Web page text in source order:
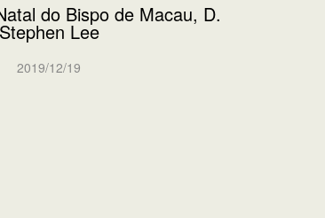
do Bispo de Macau, D.
Stephen Lee
2019/12/19